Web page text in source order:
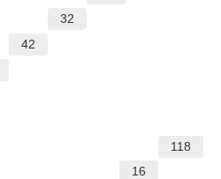
32
42
118
16